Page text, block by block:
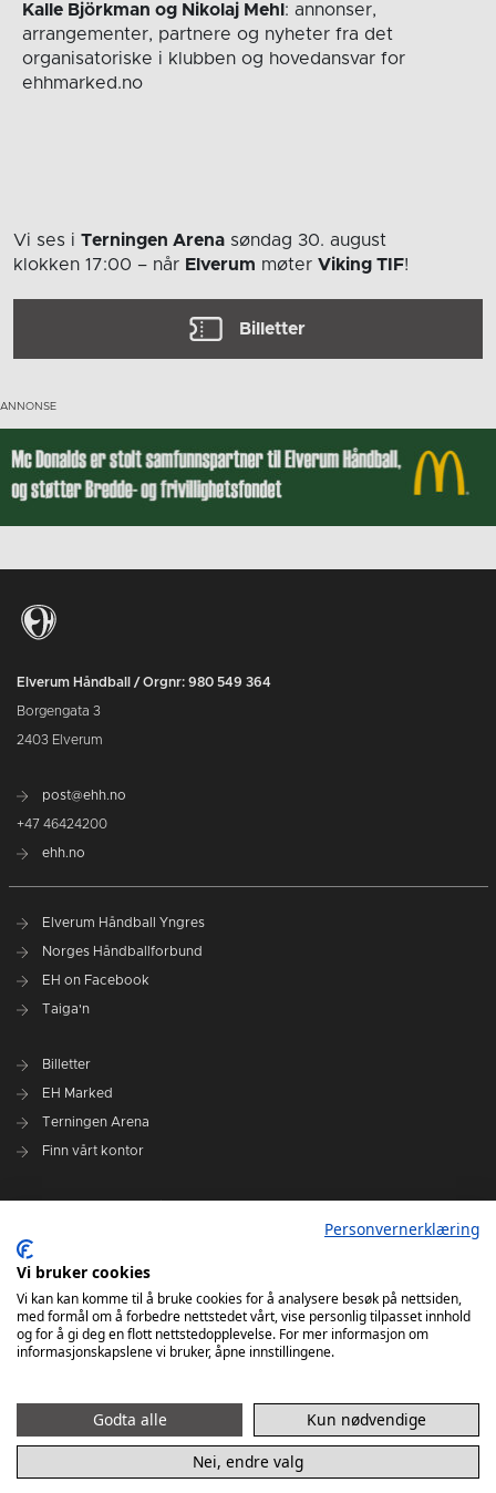
Kalle Björkman og Nikolaj Mehl : annonser,
arrangementer, partnere og nyheter fra det
organisatoriske i klubben og hovedansvar for
ehhmarked.no
Vi ses i Terningen Arena søndag 30. august
klokken 17:00 – når Elverum møter Viking TIF!
Billetter
Elverum Håndball / Orgnr: 980 549 364
Borgengata 3
2403 Elverum
post@ehh.no
+47 46424200
ehh.no
Elverum Håndball Yngres
Norges Håndballforbund
EH on Facebook
Taiga'n
Billetter
EH Marked
Terningen Arena
Finn vårt kontor
Administrasjonen i Elverum Håndball
Styre og utvalg
VARSLINGSRUTINER FOR ELVERUM HÅNDBALL
Personvernerklæring
Vi bruker cookies
Vi kan kan komme til å bruke cookies for å analysere besøk på nettsiden,
med formål om å forbedre nettstedet vårt, vise personlig tilpasset innhold
og for å gi deg en flott nettstedopplevelse. For mer informasjon om
informasjonskapslene vi bruker, åpne innstillingene.
Godta alle
Kun nødvendige
Nei, endre valg